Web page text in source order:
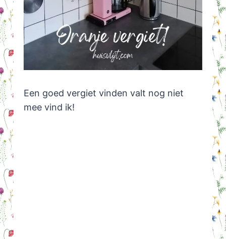
Een goed vergiet vinden valt nog niet
mee vind ik!